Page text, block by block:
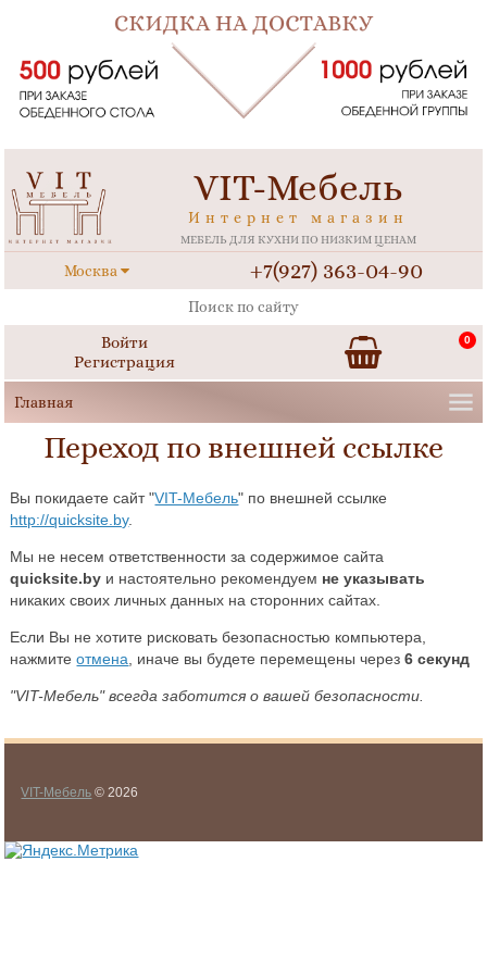
VIT-Мебель
Интернет магазин
МЕБЕЛЬ ДЛЯ КУХНИ ПО НИЗКИМ ЦЕНАМ
Москва +7(927) 363-04-90
Войти
Регистрация
0
Переход по внешней ссылке
Вы покидаете сайт "VIT-Мебель" по внешней ссылке
http://quicksite.by.
Мы не несем ответственности за содержимое сайта
quicksite.by и настоятельно рекомендуем не указывать
никаких своих личных данных на сторонних сайтах.
Если Вы не хотите рисковать безопасностью компьютера,
нажмитеотмена , иначе вы будете перемещены через6 секунд
"VIT-Мебель" всегда заботится о вашей безопасности.
VIT-Мебель © 2026